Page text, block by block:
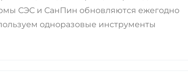
СЭС и СанПин обновляются ежегодно
одноразовые инструменты